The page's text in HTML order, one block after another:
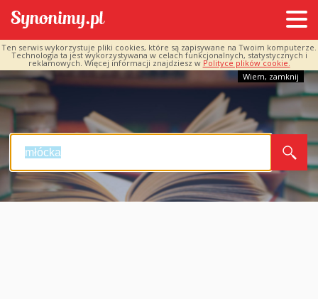
Ten serwis wykorzystuje pliki cookies, które są zapisywane na Twoim komputerze.
Technologia ta jest wykorzystywana w celach funkcjonalnych, statystycznych i
reklamowych. Więcej informacji znajdziesz w Polityce plików cookie.
Wiem, zamknij